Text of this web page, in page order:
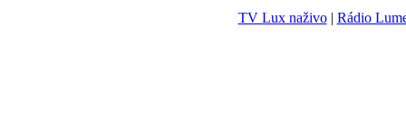
TV Lux naživo| Rádio